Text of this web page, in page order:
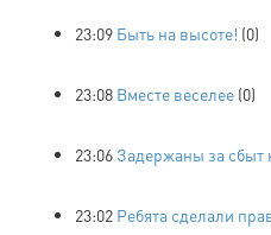
23:09 Быть на высоте! (0)
23:08 Вместе веселее (0)
23:06 Задержаны за сбыт
23:02 Ребята сделали